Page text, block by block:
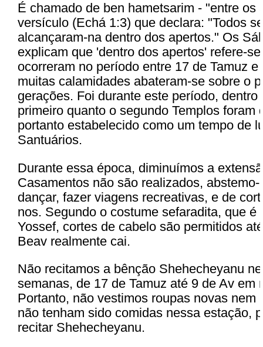
É chamado de ben hametsarim - "entre os
versículo (Echá 1:3) que declara: "Todos
alcançaram-na dentro dos apertos." Os
explicam que 'dentro dos apertos' refere-
ocorreram no período entre 17 de Tamuz
muitas calamidades abateram-se sobre o
gerações. Foi durante este período,
primeiro quanto o segundo Templos
portanto estabelecido como um tempo de
Santuários.
Durante essa época, diminuímos a
Casamentos não são realizados,
dançar, fazer viagens recreativas, e de
nos. Segundo o costume sefaradita, que
Yossef, cortes de cabelo são permitidos
Beav realmente cai.
Não recitamos a bênção Shehecheyanu
semanas, de 17 de Tamuz até 9 de Av em
Portanto, não vestimos roupas novas nem
não tenham sido comidas nessa estação,
recitar Shehecheyanu.